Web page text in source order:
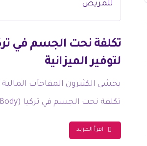
لتوفير الميزانية
يخشى الكثيرون المفاجآت
تكلفة نحت الجسم في تركيا (Body ...
اقرأ المزيد